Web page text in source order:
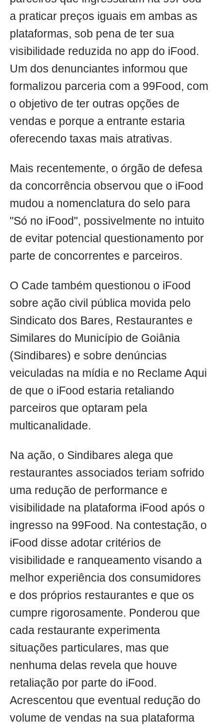
a praticar preços iguais em ambas as
plataformas, sob pena de ter sua
visibilidade reduzida no app do iFood.
Um dos denunciantes informou que
formalizou parceria com a 99Food, com
o objetivo de ter outras opções de
vendas e porque a entrante estaria
oferecendo taxas mais atrativas.
Mais recentemente, o órgão de defesa
da concorrência observou que o iFood
mudou a nomenclatura do selo para
"Só no iFood", possivelmente no intuito
de evitar potencial questionamento por
parte de concorrentes e parceiros.
O Cade também questionou o iFood
sobre ação civil pública movida pelo
Sindicato dos Bares, Restaurantes e
Similares do Município de Goiânia
(Sindibares) e sobre denúncias
veiculadas na mídia e no Reclame Aqui
de que o iFood estaria retaliando
parceiros que optaram pela
multicanalidade.
Na ação, o Sindibares alega que
restaurantes associados teriam sofrido
uma redução de performance e
visibilidade na plataforma iFood após o
ingresso na 99Food. Na contestação, o
iFood disse adotar critérios de
visibilidade e ranqueamento visando a
melhor experiência dos consumidores
e dos próprios restaurantes e que os
cumpre rigorosamente. Ponderou que
cada restaurante experimenta
situações particulares, mas que
nenhuma delas revela que houve
retaliação por parte do iFood.
Acrescentou que eventual redução do
volume de vendas na sua plataforma